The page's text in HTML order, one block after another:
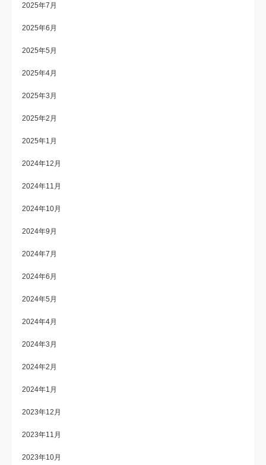
2025年7月
2025年6月
2025年5月
2025年4月
2025年3月
2025年2月
2025年1月
2024年12月
2024年11月
2024年10月
2024年9月
2024年7月
2024年6月
2024年5月
2024年4月
2024年3月
2024年2月
2024年1月
2023年12月
2023年11月
2023年10月